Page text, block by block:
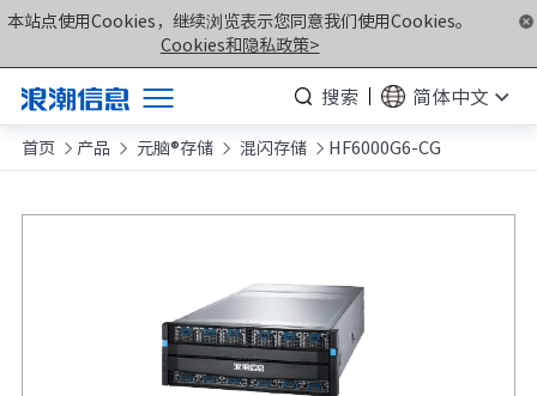
本站点使用Cookies，继续浏览表示您同意我们使用Cookies。
Cookies和隐私政策>
搜索
简体中文
产品
首页  产品  元脑®存储  混闪存储  HF6000G6-CG